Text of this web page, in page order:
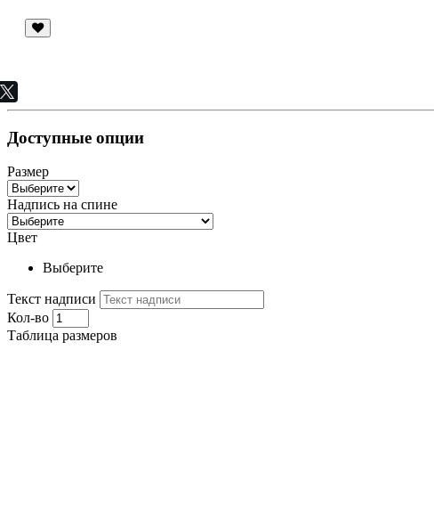
Доступные опции
Размер
Надпись на спине
Цвет
Выберите
Текст надписи
Кол-во
Таблица размеров